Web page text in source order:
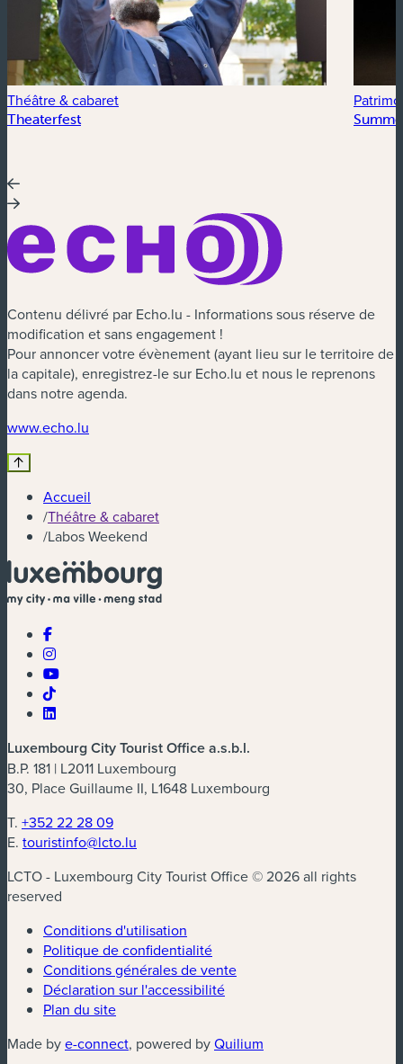
Théâtre & cabaret
Theaterfest
Contenu délivré par Echo.lu - Informations sous réserve de
modification et sans engagement !
Pour annoncer votre évènement (ayant lieu sur le territoire de
la capitale), enregistrez-le sur Echo.lu et nous le reprenons
dans notre agenda.
www.echo.lu
Accueil
/Théâtre & cabaret
/Labos Weekend
Luxembourg City Tourist Office a.s.b.l.
B.P. 181 | L2011 Luxembourg
30, Place Guillaume II, L1648 Luxembourg
T. +352 22 28 09
E. touristinfo@lcto.lu
LCTO - Luxembourg City Tourist Office © 2026 all rights
reserved
Conditions d'utilisation
Politique de confidentialité
Conditions générales de vente
Déclaration sur l'accessibilité
Plan du site
Made bye-connect(nouvelle fenêtre)
, powered byQuilium